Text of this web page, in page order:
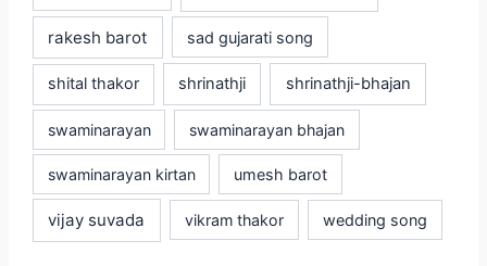
rakesh barot sad gujarati song
shital thakor shrinathji shrinathji-bhajan
swaminarayan swaminarayan bhajan
swaminarayan kirtan umesh barot
vijay suvada vikram thakor wedding song